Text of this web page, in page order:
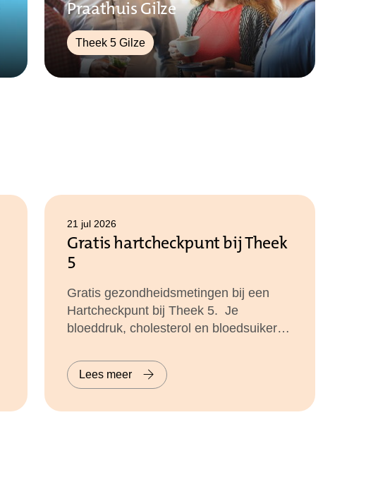
Praathuis Gilze
Theek 5 Gilze
21 jul 2026
Gratis hartcheckpunt bij Theek
5
Gratis gezondheidsmetingen bij een
Hartcheckpunt bij Theek 5. Je
bloeddruk, cholesterol en bloedsuiker -
Lees meer